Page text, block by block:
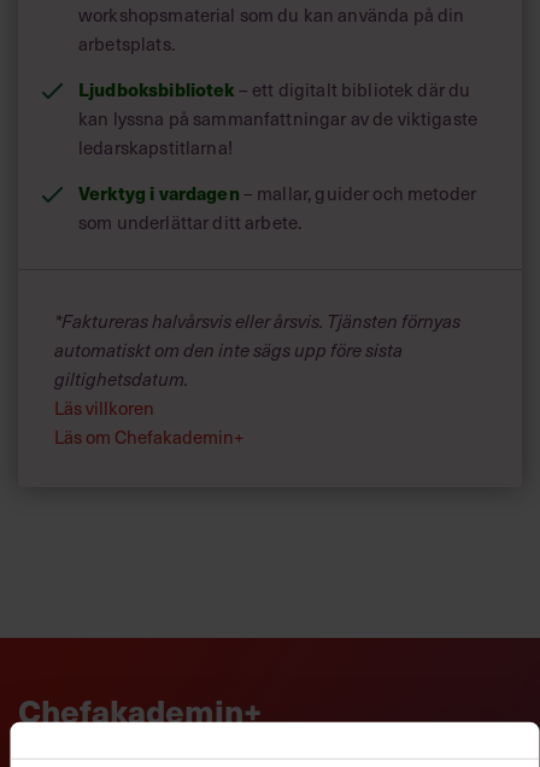
AI-manual för ledare: Använd AI för
att spara tid och fokusera på rätt
saker
workshopsmaterial som du kan använda på din
arbetsplats.
Ljudboksbibliotek – ett digitalt bibliotek där du
kan lyssna på sammanfattningar av de viktigaste
ledarskapstitlarna!
Verktyg i vardagen – mallar, guider och metoder
som underlättar ditt arbete.
*Faktureras halvårsvis eller årsvis. Tjänsten förnyas
automatiskt om den inte sägs upp före sista
giltighetsdatum.
Läs villkoren
Läs om Chefakademin+
Chefakademin+